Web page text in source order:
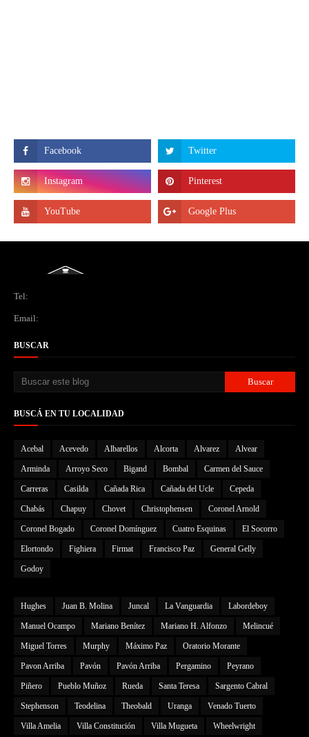
Tel:
Email:
BUSCAR
BUSCÁ EN TU LOCALIDAD
Acebal Acevedo Albarellos Alcorta Alvarez Alvear
Arminda Arroyo Seco Bigand Bombal Carmen del Sauce
Carreras Casilda Cañada Rica Cañada del Ucle Cepeda
Chabás Chapuy Chovet Christophensen Coronel Arnold
Coronel Bogado Coronel Domínguez Cuatro Esquinas El Socorro
Elortondo Fighiera Firmat Francisco Paz General Gelly
Godoy
Hughes Juan B. Molina Juncal La Vanguardia Labordeboy
Manuel Ocampo Mariano Benítez Mariano H. Alfonzo Melincué
Miguel Torres Murphy Máximo Paz Oratorio Morante
Pavon Arriba Pavón Pavón Arriba Pergamino Peyrano
Piñero Pueblo Muñoz Rueda Santa Teresa Sargento Cabral
Stephenson Teodelina Theobald Uranga Venado Tuerto
Villa Amelia Villa Constitución Villa Mugueta Wheelwright